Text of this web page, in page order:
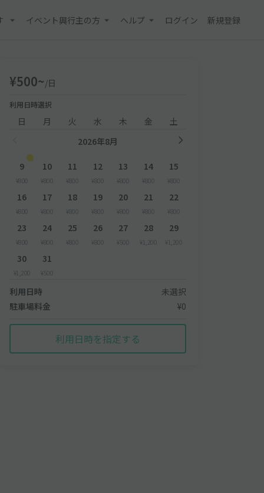
イベント興行主の方 ヘルプ ログイン 新規登録
¥500~/日
利用日時選択
日 月 火 水 木 金
土
2026年8月
9
¥800
10
¥800
11
¥800
12
¥800
13
¥800
14
¥800
15
¥800
16
¥800
17
¥800
18
¥800
19
¥800
20
¥800
21
¥800
22
¥800
23
¥800
24
¥800
25
¥800
26
¥800
27
¥500
28
¥1,200
29
¥1,200
30
¥1,200
31
¥500
利用日時
未選択
駐車場料金
¥0
利用日時を指定する